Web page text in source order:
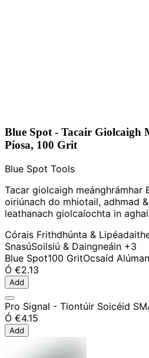
Blue Spot - Tacair Giolcaigh
Píosa, 100 Grit
Blue Spot Tools
Tacar giolcaigh meánghrámhar
oiriúnach do mhiotail, adhmad
leathanach giolcaíochta in
Córais Frithdhúnta &
SnasúSoilsiú & Daingneáin +3
Blue Spot100 GritOcsaíd
Ó €2.13
Add
Pro Signal - Tiontúir Soicéid
Ó €4.15
Add